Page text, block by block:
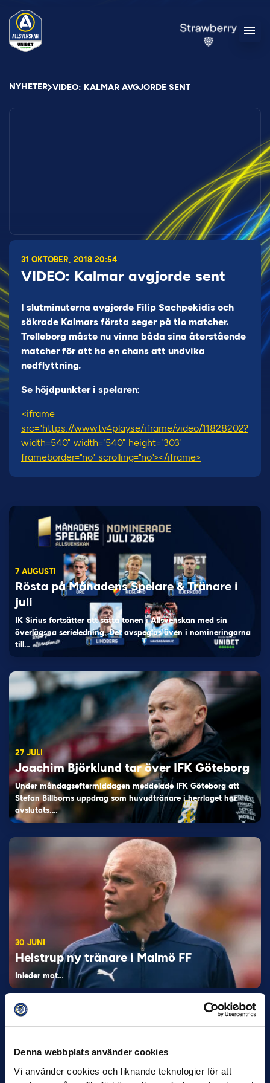
Denna webbplats använder cookies
Vi använder cookies och liknande teknologier för att
NYHETER VIDEO: KALMAR AVGJORDE SENT
31 OKTOBER, 2018 20:54
VIDEO: Kalmar avgjorde sent
I slutminuterna avgjorde Filip Sachpekidis och
säkrade Kalmars första seger på tio matcher.
Trelleborg måste nu vinna båda sina återstående
matcher för att ha en chans att undvika
nedflyttning.
Se höjdpunkter i spelaren:
<iframe
src="https://www.tv4play.se/iframe/video/11828202?
width=540" width="540" height="303"
frameborder="no" scrolling="no"></iframe>
7 AUGUSTI
Rösta på Månadens Spelare & Tränare i
juli
IK Sirius fortsätter att sätta tonen i Allsvenskan med sin
överlägsna serieledning. Det avspeglas även i nomineringarna
till…
27 JULI
Joachim Björklund tar över IFK Göteborg
Under måndagseftermiddagen meddelade IFK Göteborg att
Stefan Billborns uppdrag som huvudtränare i herrlaget har
avslutats.…
30 JUNI
Helstrup ny tränare i Malmö FF
Inleder mot…